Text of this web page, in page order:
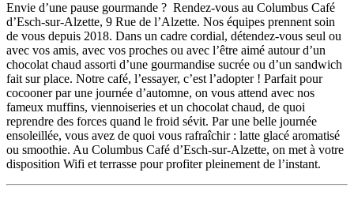
Envie d’une pause gourmande ? Rendez-vous au Columbus Café
d’Esch-sur-Alzette, 9 Rue de l’Alzette. Nos équipes prennent soin
de vous depuis 2018. Dans un cadre cordial, détendez-vous seul ou
avec vos amis, avec vos proches ou avec l’être aimé autour d’un
chocolat chaud assorti d’une gourmandise sucrée ou d’un sandwich
fait sur place. Notre café, l’essayer, c’est l’adopter ! Parfait pour
cocooner par une journée d’automne, on vous attend avec nos
fameux muffins, viennoiseries et un chocolat chaud, de quoi
reprendre des forces quand le froid sévit. Par une belle journée
ensoleillée, vous avez de quoi vous rafraîchir : latte glacé aromatisé
ou smoothie. Au Columbus Café d’Esch-sur-Alzette, on met à votre
disposition Wifi et terrasse pour profiter pleinement de l’instant.